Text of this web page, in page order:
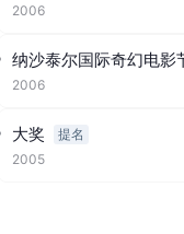
2006
纳沙泰尔国际奇幻电影
2006
大奖
提名
2005